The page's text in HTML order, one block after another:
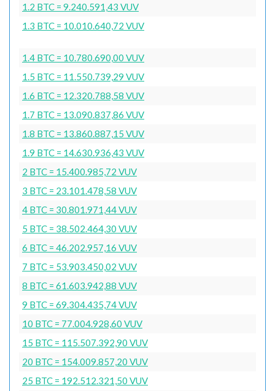
1.2 BTC = 9.240.591,43 VUV
1.3 BTC = 10.010.640,72 VUV
1.4 BTC = 10.780.690,00 VUV
1.5 BTC = 11.550.739,29 VUV
1.6 BTC = 12.320.788,58 VUV
1.7 BTC = 13.090.837,86 VUV
1.8 BTC = 13.860.887,15 VUV
1.9 BTC = 14.630.936,43 VUV
2 BTC = 15.400.985,72 VUV
3 BTC = 23.101.478,58 VUV
4 BTC = 30.801.971,44 VUV
5 BTC = 38.502.464,30 VUV
6 BTC = 46.202.957,16 VUV
7 BTC = 53.903.450,02 VUV
8 BTC = 61.603.942,88 VUV
9 BTC = 69.304.435,74 VUV
10 BTC = 77.004.928,60 VUV
15 BTC = 115.507.392,90 VUV
20 BTC = 154.009.857,20 VUV
25 BTC = 192.512.321,50 VUV